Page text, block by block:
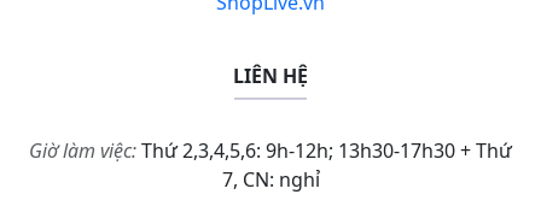
LIÊN HỆ
Giờ làm việc:Thứ 2,3,4,5,6: 9h-12h; 13h30-17h30 + Thứ
7, CN: nghỉ